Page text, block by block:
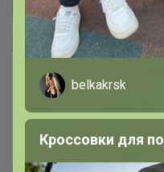
YASYA -
Леныра
belkakrsk
Кроссовки для